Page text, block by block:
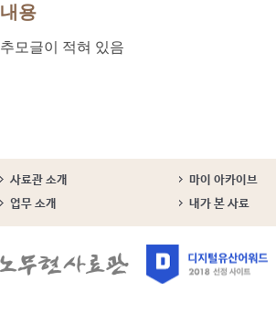
내용
추모글이 적혀 있음
사료관 소개 마이 아카이브
업무 소개
내가 본 사료